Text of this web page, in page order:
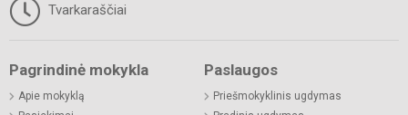
Tvarkaraščiai
Pagrindinė mokykla
Apie mokyklą
Paslaugos
Priešmokyklinis ugdymas